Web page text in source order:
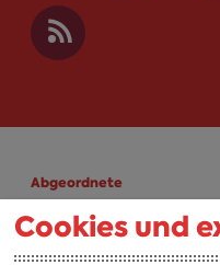
Abgeordnete
A-Z
Cookies und